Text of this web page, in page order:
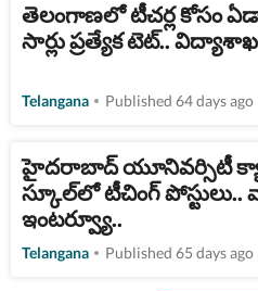
తెలంగాణలో టీచర్ల కోసం
సార్లు ప్రత్యేక టెట్..
Telangana Published 64 days ago
హైదరాబాద్ యూనివర్సిటీ
స్కూల్‌లో టీచింగ్ పోస్టులు..
ఇంటర్వ్యూ..
Telangana Published 65 days ago